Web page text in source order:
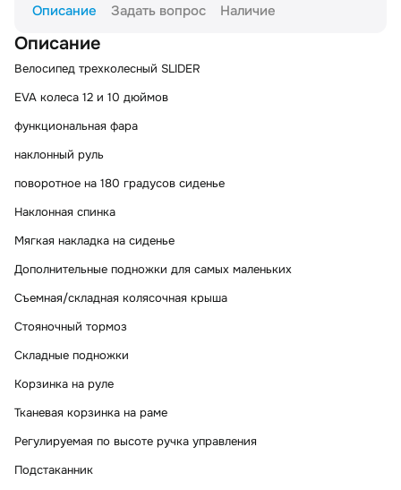
Описание Задать вопрос Наличие
Описание
Велосипед трехколесный SLIDER
EVA колеса 12 и 10 дюймов
функциональная фара
наклонный руль
поворотное на 180 градусов сиденье
Наклонная спинка
Мягкая накладка на сиденье
Дополнительные подножки для самых маленьких
Съемная/складная колясочная крыша
Стояночный тормоз
Складные подножки
Корзинка на руле
Тканевая корзинка на раме
Регулируемая по высоте ручка управления
Подстаканник